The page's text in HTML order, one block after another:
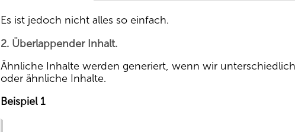
Es ist jedoch nicht alles so einfach.
2. Überlappender Inhalt.
Ähnliche Inhalte werden generiert, wenn wir
oder ähnliche Inhalte.
Beispiel 1